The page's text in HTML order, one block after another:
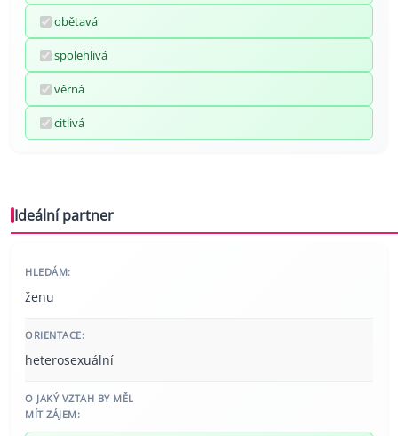
obětavá
spolehlivá
věrná
citlivá
Ideální partner
HLEDÁM:
ženu
ORIENTACE:
heterosexuální
O JAKÝ VZTAH BY MĚL
MÍT ZÁJEM: